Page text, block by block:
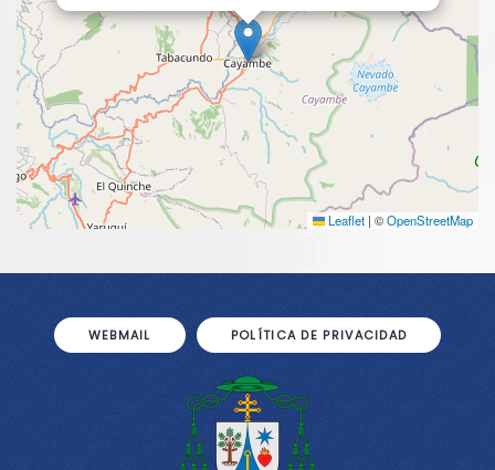
Leaflet | ©OpenStreetMap
WEBMAIL POLÍTICA DE PRIVACIDAD